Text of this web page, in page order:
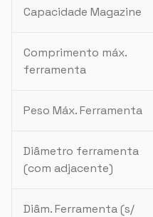
Capacidade Magazine
Comprimento máx.
ferramenta
Peso Máx. Ferramenta
Diâmetro ferramenta
(com adjacente)
Diâm. Ferramenta (s/